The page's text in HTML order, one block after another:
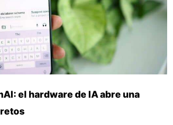
el hardware de IA abre una